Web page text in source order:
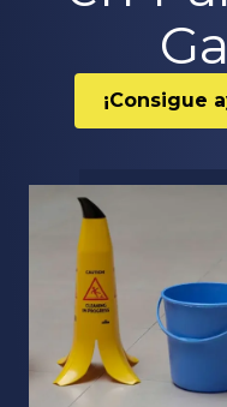
¡Consigue